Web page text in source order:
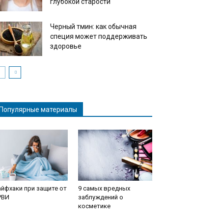
Черный тмин: как обычная
специя может поддерживать
здоровье
материалы
при защите от
9 самых вредных
заблуждений о
косметике